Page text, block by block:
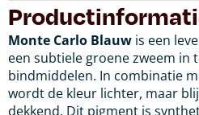
Monte Carlo Blauw is een
een subtiele groene zweem in
bindmiddelen. In combinatie
wordt de kleur lichter, maar
dekkend. Dit pigment is